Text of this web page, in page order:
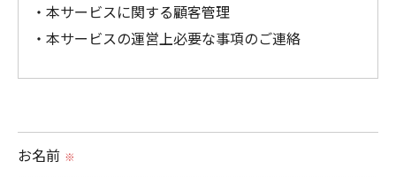
・本サービスに関する顧客管理
・本サービスの運営上必要な事項のご連絡
られた場合を除き、
お名前 ※